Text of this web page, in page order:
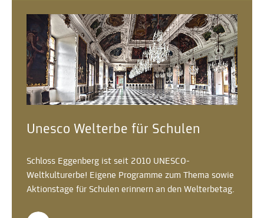
Unesco Welterbe für Schulen
Schloss Eggenberg ist seit 2010 UNESCO-
Weltkulturerbe! Eigene Programme zum Thema sowie
Aktionstage für Schulen erinnern an den Welterbetag.